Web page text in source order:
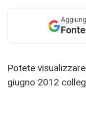
Potete
giugno 2012